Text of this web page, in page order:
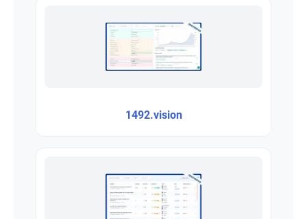
1492.vision